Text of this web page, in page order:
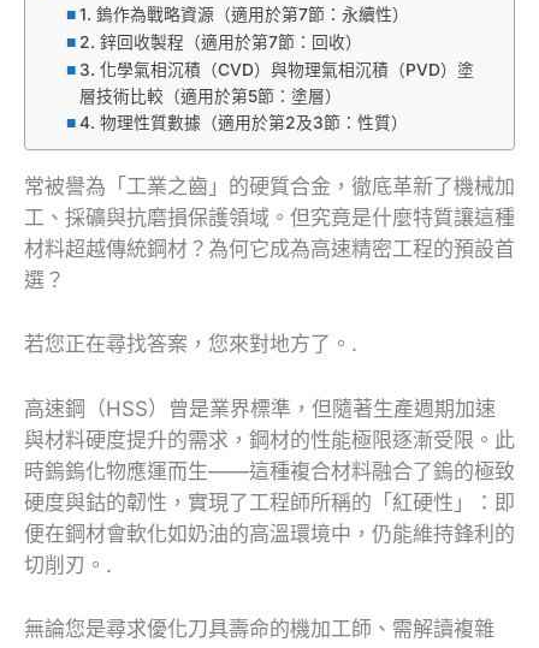
1. 鎢作為戰略資源（適用於第7節：永續性）
2. 鋅回收製程（適用於第7節：回收）
3. 化學氣相沉積（CVD）與物理氣相沉積（PVD）塗
層技術比較（適用於第5節：塗層）
4. 物理性質數據（適用於第2及3節：性質）
常被譽為「工業之齒」的硬質合金，徹底革新了機械加
工、採礦與抗磨損保護領域。但究竟是什麼特質讓這種
材料超越傳統鋼材？為何它成為高速精密工程的預設首
選？
若您正在尋找答案，您來對地方了。.
高速鋼（HSS）曾是業界標準，但隨著生產週期加速
與材料硬度提升的需求，鋼材的性能極限逐漸受限。此
時鎢鎢化物應運而生——這種複合材料融合了鎢的極致
硬度與鈷的韌性，實現了工程師所稱的「紅硬性」：即
便在鋼材會軟化如奶油的高溫環境中，仍能維持鋒利的
切削刃。.
無論您是尋求優化刀具壽命的機加工師、需解讀複雜